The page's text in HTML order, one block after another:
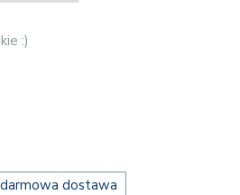
:)
darmowa dostawa